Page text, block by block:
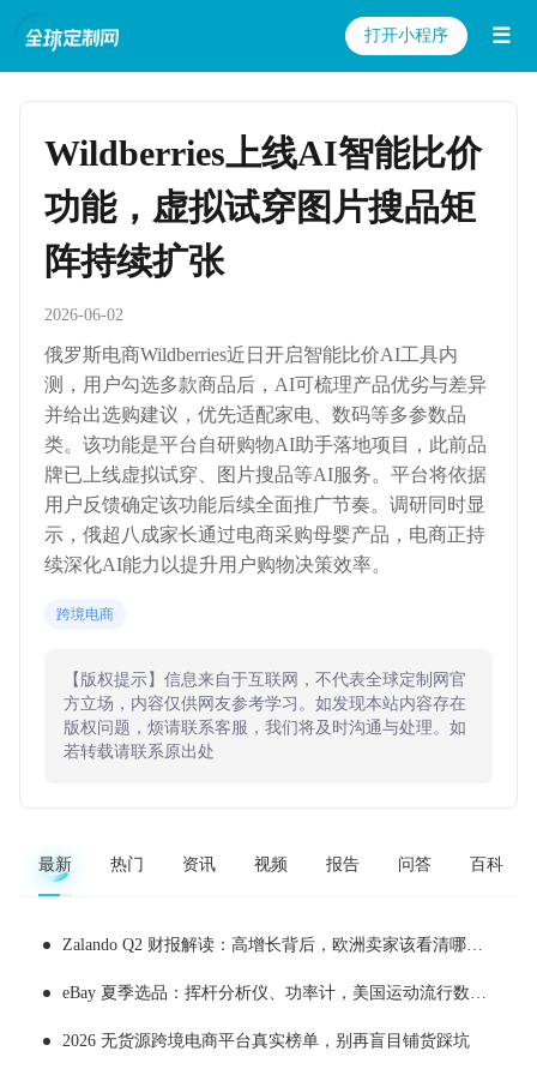
打开小程序 ☰
Wildberries上线AI智能比价
功能，虚拟试穿图片搜品矩
阵持续扩张
2026-06-02
俄罗斯电商Wildberries近日开启智能比价AI工具内
测，用户勾选多款商品后，AI可梳理产品优劣与差异
并给出选购建议，优先适配家电、数码等多参数品
类。该功能是平台自研购物AI助手落地项目，此前品
牌已上线虚拟试穿、图片搜品等AI服务。平台将依据
用户反馈确定该功能后续全面推广节奏。调研同时显
示，俄超八成家长通过电商采购母婴产品，电商正持
续深化AI能力以提升用户购物决策效率。
跨境电商
【版权提示】信息来自于互联网，不代表全球定制网官
方立场，内容仅供网友参考学习。如发现本站内容存在
版权问题，烦请联系客服，我们将及时沟通与处理。如
若转载请联系原出处
最新 热门 资讯 视频 报告 问答 百科
Zalando Q2 财报解读：高增长背后，欧洲卖家该看清哪些现实
eBay 夏季选品：挥杆分析仪、功率计，美国运动流行数据化消费
2026 无货源跨境电商平台真实榜单，别再盲目铺货踩坑